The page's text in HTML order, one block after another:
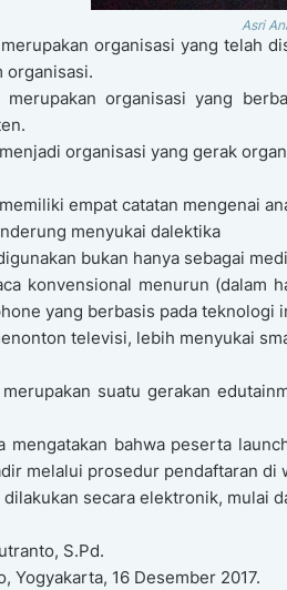
Asri
organisasi yang telah
organisasi.
merupakan organisasi yang
organisasi yang gerak
empat catatan mengenai
menyukai dalektika
bukan hanya sebagai
konvensional menurun (dalam
yang berbasis pada teknologi
televisi, lebih menyukai
suatu gerakan
mengatakan bahwa peserta
melalui prosedur pendaftaran di
dilakukan secara elektronik,
S.Pd.
Yogyakarta, 16 Desember 2017.